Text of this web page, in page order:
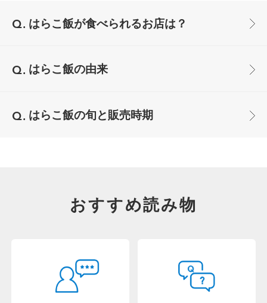
はらこ飯が食べられるお店は？
はらこ飯の由来
はらこ飯の旬と販売時期
おすすめ読み物